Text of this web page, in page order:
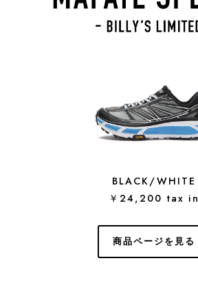
BLACK/WHITE
￥24,200 tax in
商品ページを見る